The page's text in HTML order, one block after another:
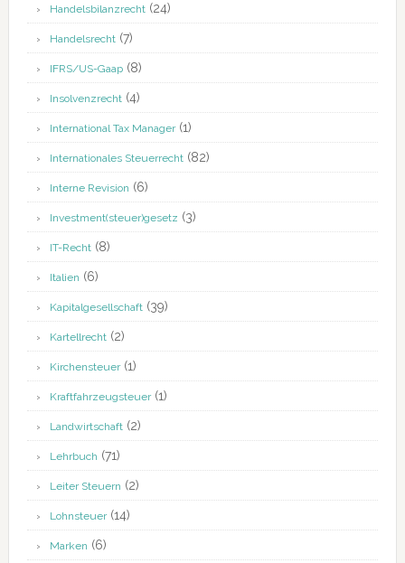
Handelsbilanzrecht(24)
Handelsrecht(7)
IFRS/US-Gaap(8)
Insolvenzrecht(4)
International Tax Manager(1)
Internationales Steuerrecht(82)
Interne Revision (6)
Investment(steuer)gesetz (3)
IT-Recht(8)
Italien (6)
Kapitalgesellschaft(39)
Kartellrecht(2)
Kirchensteuer(1)
Kraftfahrzeugsteuer(1)
Landwirtschaft(2)
Lehrbuch (71)
Leiter Steuern (2)
Lohnsteuer(14)
Marken (6)